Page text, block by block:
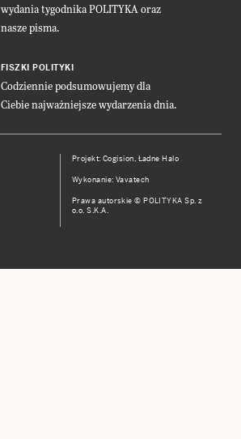
wydania tygodnika POLITYKA oraz
nasze pisma.
FISZKI POLITYKI
Codziennie podsumowujemy dla
Ciebie najważniejsze wydarzenia dnia.
Projekt:Cogision, Ładne Halo
Wykonanie: Vavatech
Prawa autorskie © POLITYKA Sp. z
o.o. S.K.A.